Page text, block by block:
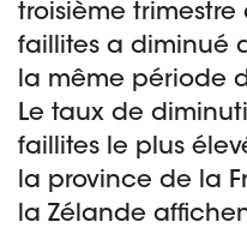
troisième trimestre
faillites a diminué
la même période
Le taux de
faillites le plus
la province de la
la Zélande